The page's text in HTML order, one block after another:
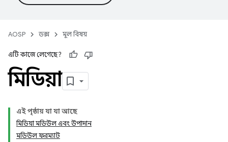
AOSP ডক্স মূল বিষয়
এটি কাজে লেগেছে?
মিডিয়া
এই পৃষ্ঠায় যা যা আছে
মিডিয়া মডিউল এবং উপাদান
মডিউল ফরম্যাট